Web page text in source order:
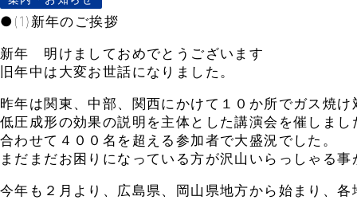
●(1)新年のご挨拶
新年 明けましておめでとうございます
旧年中は大変お世話になりました。
昨年は関東、中部、関西にかけて１０か所でガス焼け
低圧成形の効果の説明を主体とした講演会を催しまし
合わせて４００名を超える参加者で大盛況でした。
まだまだお困りになっている方が沢山いらっしゃる
今年も２月より、広島県、岡山県地方から始まり、各